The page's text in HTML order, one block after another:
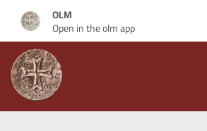
OLM
Open in the olm app